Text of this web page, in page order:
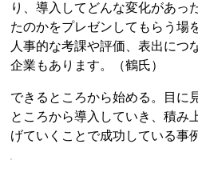
り、導入してどんな変化があっ
たのかをプレゼンしてもらう場
人事的な考課や評価、表出につ
企業もあります。（鶴氏）
できるところから始める。目に
ところから導入していき、積み
げていくことで成功している事